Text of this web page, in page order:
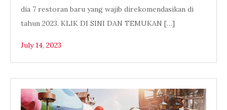
dia 7 restoran baru yang wajib direkomendasikan di
tahun 2023. KLIK DI SINI DAN TEMUKAN […]
July 14, 2023